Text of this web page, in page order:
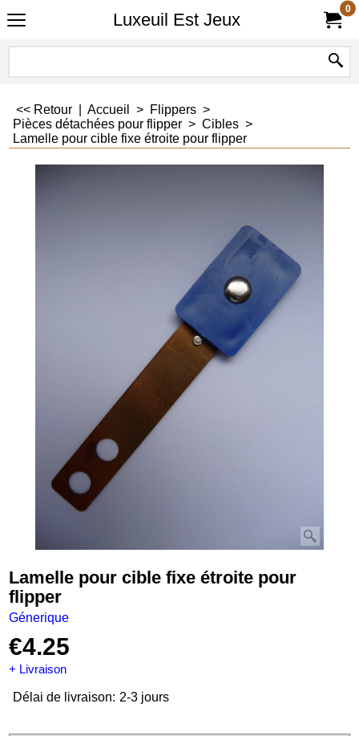
Luxeuil Est Jeux
0
<< Retour Accueil > Flippers >
Pièces détachées pour flipper > Cibles >
Lamelle pour cible fixe étroite pour flipper
Lamelle pour cible fixe étroite pour
flipper
Génerique
€4.25
+ Livraison
Délai de livraison: 2-3 jours